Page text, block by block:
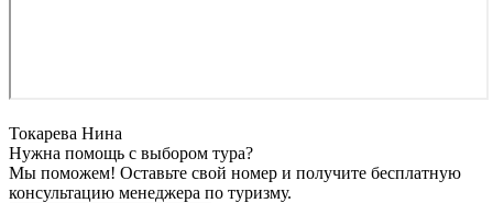
Токарева Нина
Нужна помощь с выбором тура?
Мы поможем! Оставьте свой номер и получите бесплатную
консультацию менеджера по туризму.